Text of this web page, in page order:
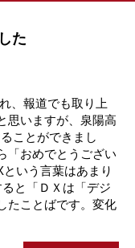
た
、報道でも取り上
思いますが、泉陽高
ことができまし
「おめでとうござい
いう言葉はあまり
と「ＤＸは「デジ
たことばです。変化